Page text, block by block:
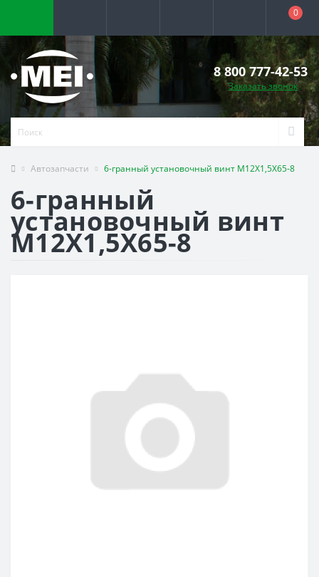
0
8 800 777-42-53
Заказать звонок
Автозапчасти 6-гранный установочный винт M12X1,5X65-8
6-гранный
установочный винт
M12X1,5X65-8